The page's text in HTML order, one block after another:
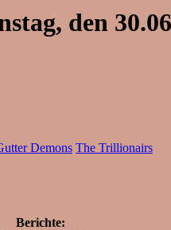
den
Demons The Trillionairs
Berichte: